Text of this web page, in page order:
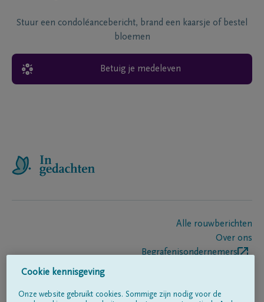
Stuur een condoléancebericht, brand een kaarsje of bestel
bloemen
Betuig je medeleven
Alle rouwberichten
Over ons
Begrafenisondernemers
Cookie kennisgeving
Onze website gebruikt cookies. Sommige zijn nodig voor de